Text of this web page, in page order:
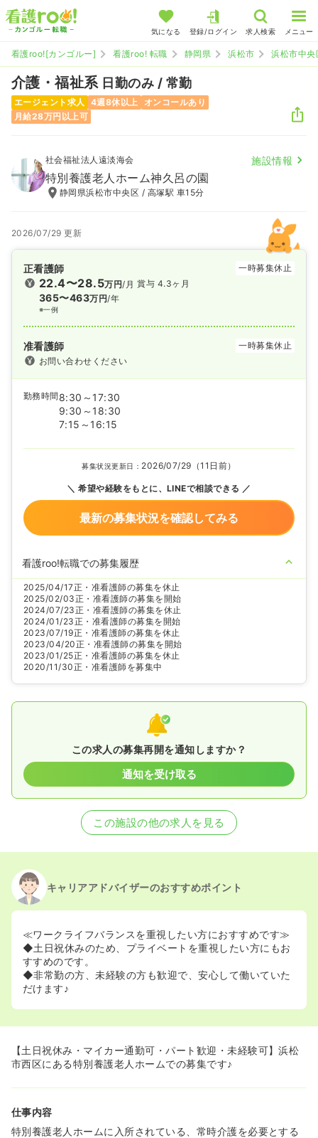
気になる 登録/ログイン 求人検索 メニュー
看護roo![カンゴルー] 看護roo! 転職 静岡県 浜松市 浜松市中央
介護・福祉系 日勤のみ / 常勤
エージェント求人 4週8休以上
オンコールあり
月給28万円以上可
社会福祉法人遠淡海会 施設情報
特別養護老人ホーム神久呂の園
静岡県浜松市中央区 / 高塚駅 車15分
2026/07/29 更新
正看護師 一時募集休止
22.4〜28.5万円/月
365〜463万円/年
※一例
賞与 4.3ヶ月
准看護師
一時募集休止
お問い合わせください
勤務時間 8:30～17:30
9:30～18:30
7:15～16:15
募集状況更新日： 2026/07/29（11日前）
希望や経験をもとに、LINEで相談できる
最新の募集状況を確認してみる
看護roo!転職での募集履歴
2025/04/17正・准看護師の募集を休止
2025/02/03正・准看護師の募集を開始
2024/07/23正・准看護師の募集を休止
2024/01/23正・准看護師の募集を開始
2023/07/19正・准看護師の募集を休止
2023/04/20正・准看護師の募集を開始
2023/01/25正・准看護師の募集を休止
2020/11/30正・准看護師を募集中
この求人の募集再開を通知しますか？
通知を受け取る
この施設の他の求人を見る
キャリアアドバイザーのおすすめポイント
≪ワークライフバランスを重視したい方におすすめです≫
◆土日祝休みのため、プライベートを重視したい方にもお
すすめのです。
◆非常勤の方、未経験の方も歓迎で、安心して働いていた
だけます♪
【土日祝休み・マイカー通勤可・パート歓迎・未経験可】浜松
市西区にある特別養護老人ホームでの募集です♪
仕事内容
特別養護老人ホームに入所されている、常時介護を必要とする